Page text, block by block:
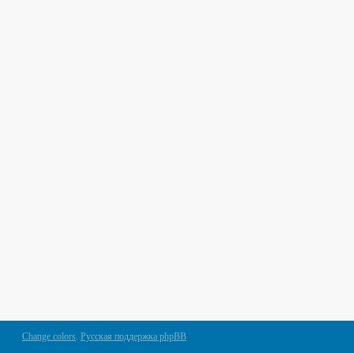
Change colors. Русская поддержка phpBB